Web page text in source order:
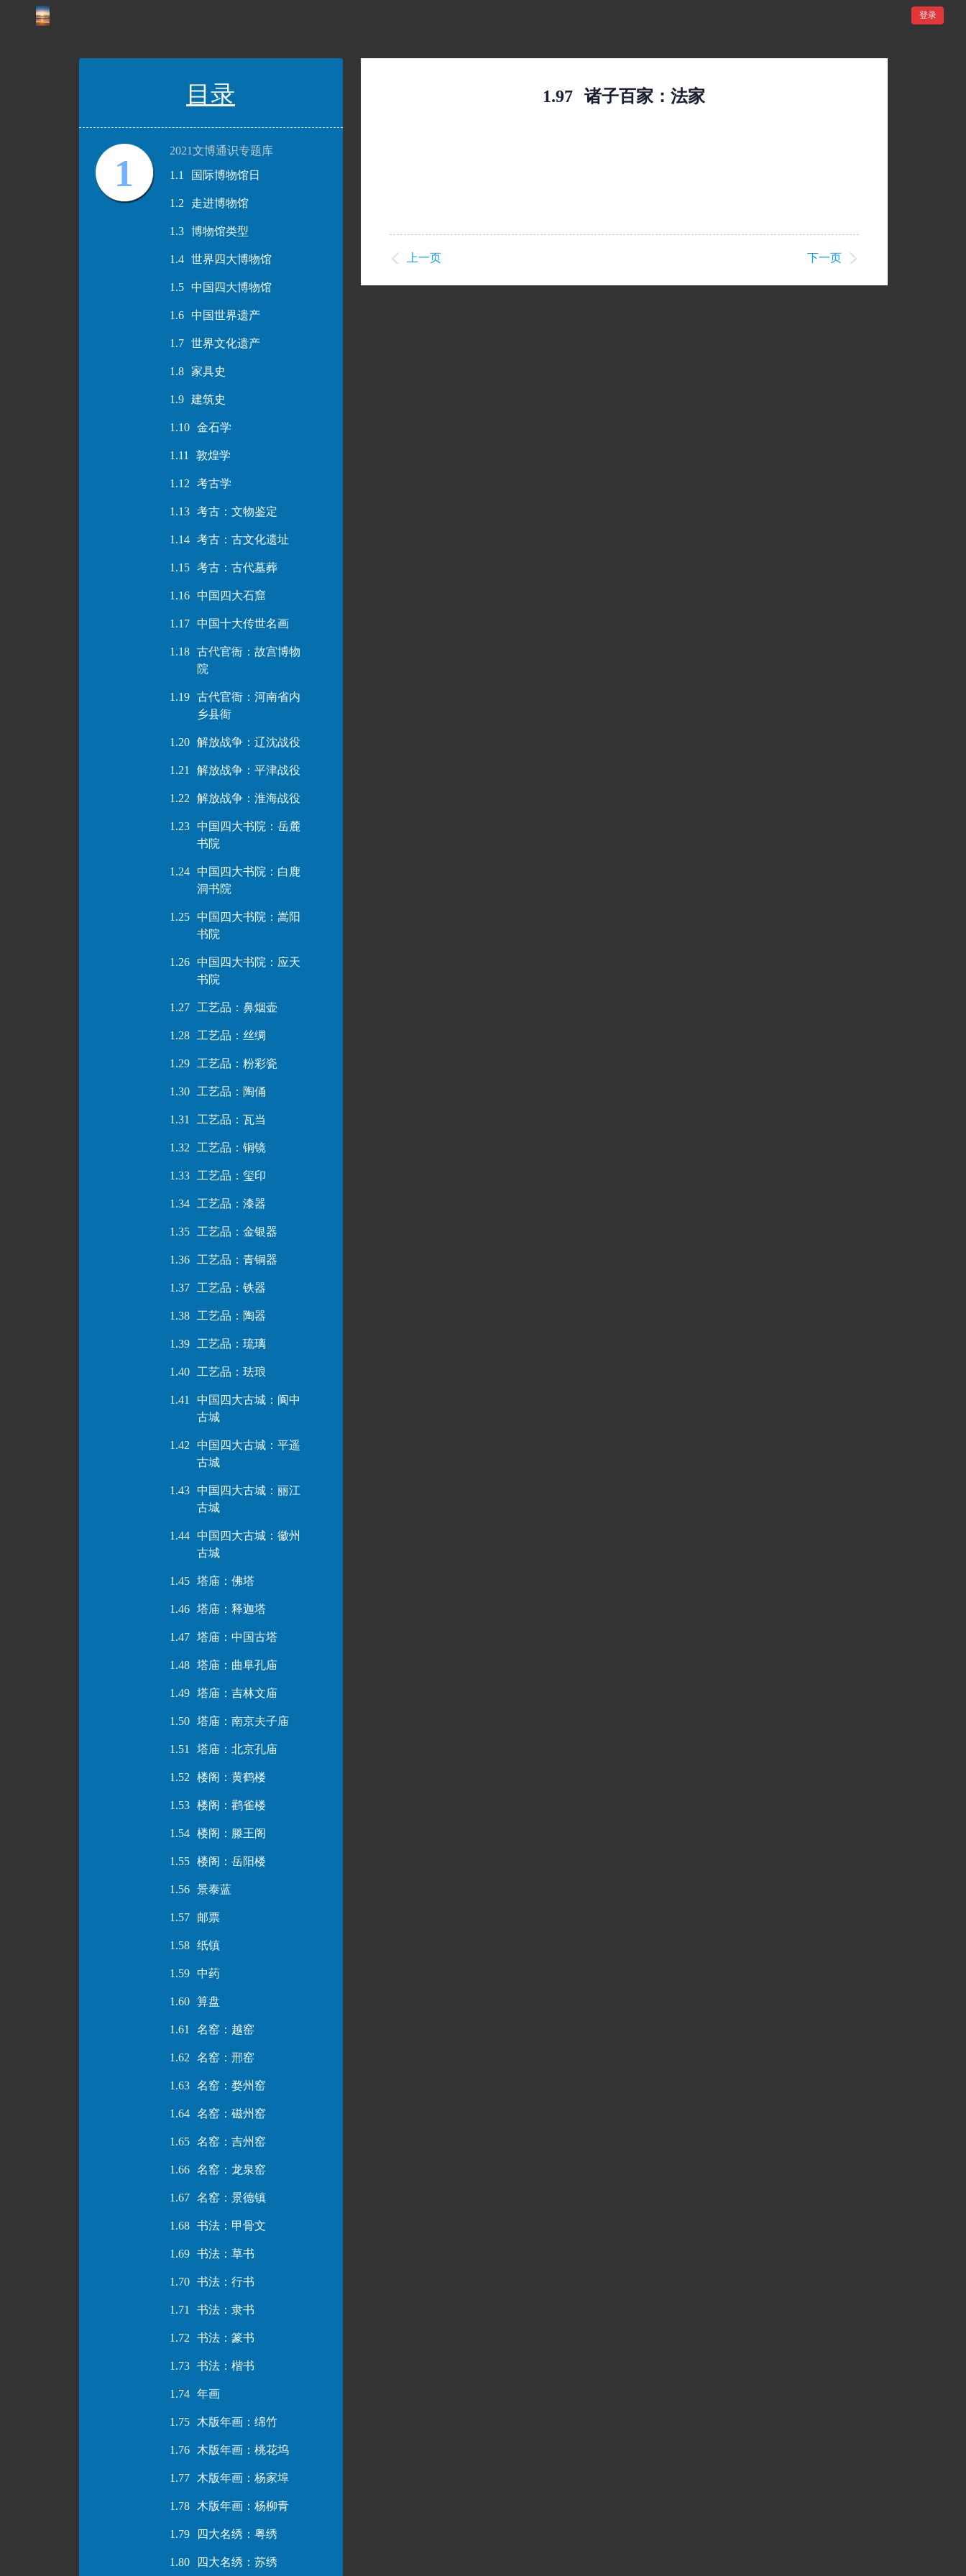
登录
目录
1
2021文博通识专题库
1.1
国际博物馆日
1.2 走进博物馆
1.3 博物馆类型
1.4 世界四大博物馆
1.5 中国四大博物馆
1.6 中国世界遗产
1.7 世界文化遗产
1.8 家具史
1.9 建筑史
1.10 金石学
1.11 敦煌学
1.12 考古学
1.13 考古：文物鉴定
1.14 考古：古文化遗址
1.15 考古：古代墓葬
1.16 中国四大石窟
1.17 中国十大传世名画
1.18
古代官衙：故宫博物
院
1.19
古代官衙：河南省内
乡县衙
1.20 解放战争：辽沈战役
1.21 解放战争：平津战役
1.22 解放战争：淮海战役
1.23
中国四大书院：岳麓
书院
1.24
中国四大书院：白鹿
洞书院
1.25
中国四大书院：嵩阳
书院
1.26
中国四大书院：应天
书院
1.27 工艺品：鼻烟壶
1.28 工艺品：丝绸
1.29 工艺品：粉彩瓷
1.30 工艺品：陶俑
1.31 工艺品：瓦当
1.32 工艺品：铜镜
1.33 工艺品：玺印
1.34 工艺品：漆器
1.35 工艺品：金银器
1.36 工艺品：青铜器
1.37 工艺品：铁器
1.38 工艺品：陶器
1.39 工艺品：琉璃
1.40 工艺品：珐琅
1.41
中国四大古城：阆中
古城
1.42
中国四大古城：平遥
古城
1.43
中国四大古城：丽江
古城
1.44
中国四大古城：徽州
古城
1.45 塔庙：佛塔
1.46 塔庙：释迦塔
1.47 塔庙：中国古塔
1.48 塔庙：曲阜孔庙
1.49 塔庙：吉林文庙
1.50 塔庙：南京夫子庙
1.51 塔庙：北京孔庙
1.52 楼阁：黄鹤楼
1.53 楼阁：鹳雀楼
1.54 楼阁：滕王阁
1.55 楼阁：岳阳楼
1.56 景泰蓝
1.57 邮票
1.58 纸镇
1.59 中药
1.60 算盘
1.61 名窑：越窑
1.62 名窑：邢窑
1.63 名窑：婺州窑
1.64 名窑：磁州窑
1.65 名窑：吉州窑
1.66 名窑：龙泉窑
1.67 名窑：景德镇
1.68 书法：甲骨文
1.69 书法：草书
1.70 书法：行书
1.71 书法：隶书
1.72 书法：篆书
1.73 书法：楷书
1.74 年画
1.75 木版年画：绵竹
1.76 木版年画：桃花坞
1.77 木版年画：杨家埠
1.78 木版年画：杨柳青
1.79 四大名绣：粤绣
1.80 四大名绣：苏绣
1.97 诸子百家：法家
上一页 下一页